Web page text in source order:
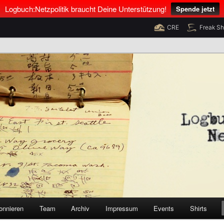
Logbuch:Netzpolitik braucht Deine Unterstützung! Spende jetzt
CRE Freak
Neumann und Tim Pritlove
Team Archiv Impressum Events Shirts